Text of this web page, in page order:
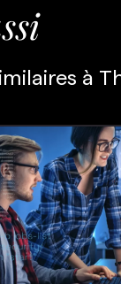
à